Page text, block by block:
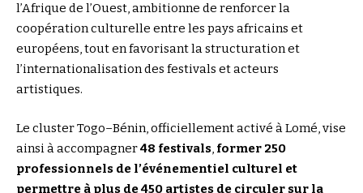
l’Afrique de l’Ouest, ambitionne de renforcer la
coopération culturelle entre les pays africains et
européens, tout en favorisant la structuration et
l’internationalisation des festivals et acteurs
artistiques.
Le cluster Togo–Bénin, officiellement activé à Lomé, vise
ainsi à accompagner48 festivals former 250
professionnels de l’événementiel culturel et
permettre à plus de 450 artistes de circuler sur la